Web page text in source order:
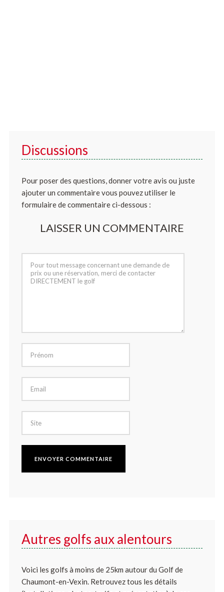
Discussions
Pour poser des questions, donner votre avis ou juste
ajouter un commentaire vous pouvez utiliser le
formulaire de commentaire ci-dessous :
LAISSER UN COMMENTAIRE
Autres golfs aux alentours
Voici les golfs à moins de 25km autour du Golf de
Chaumont-en-Vexin. Retrouvez tous les détails